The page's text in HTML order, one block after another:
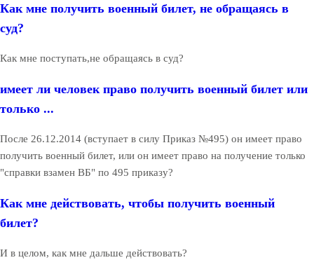
Как мне получить военный билет, не обращаясь в
суд?
Как мне поступать,не обращаясь в суд?
имеет ли человек право получить военный билет или
только ...
После 26.12.2014 (вступает в силу Приказ №495) он имеет право
получить военный билет, или он имеет право на получение только
"справки взамен ВБ" по 495 приказу?
Как мне действовать, чтобы получить военный
билет?
И в целом, как мне дальше действовать?